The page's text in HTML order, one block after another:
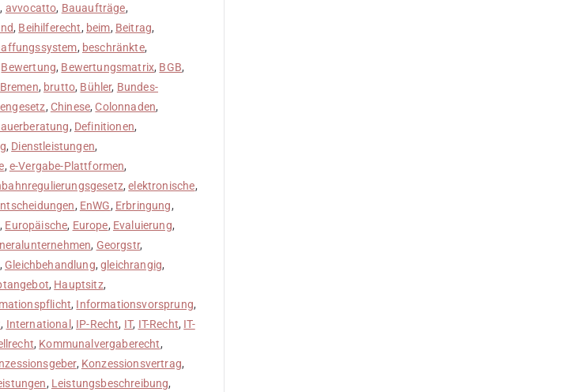
, avvocatto, Bauaufträge,
, Beihilferecht, beim, Beitrag,
, beschränkte,
Bewertung, Bewertungsmatrix, BGB,
Bremen, brutto, Bühler, Bundes-
, Chinese,Colonnaden,
, Definitionen,
, Dienstleistungen,
, e-Vergabe-Plattformen,
,elektronische,
, EnWG, Erbringung,
, Europäische, Europe, Evaluierung,
, Georgstr,
, Gleichbehandlung,gleichrangig,
, Hauptsitz,
, Informationsvorsprung,
, International , IP-Recht, IT, IT-Recht, IT-
, Kommunalvergaberecht,
, Konzessionsvertrag,
, Leistungsbeschreibung,